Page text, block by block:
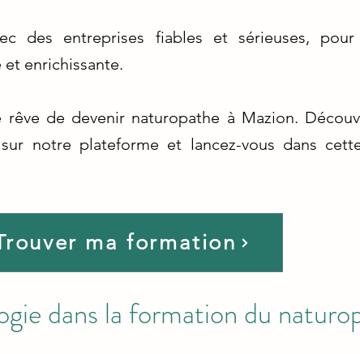
des entreprises fiables et sérieuses,
enrichissante.
de devenir naturopathe à Mazion.
notre plateforme et lancez-vous dans
ma formation
dans la formation du